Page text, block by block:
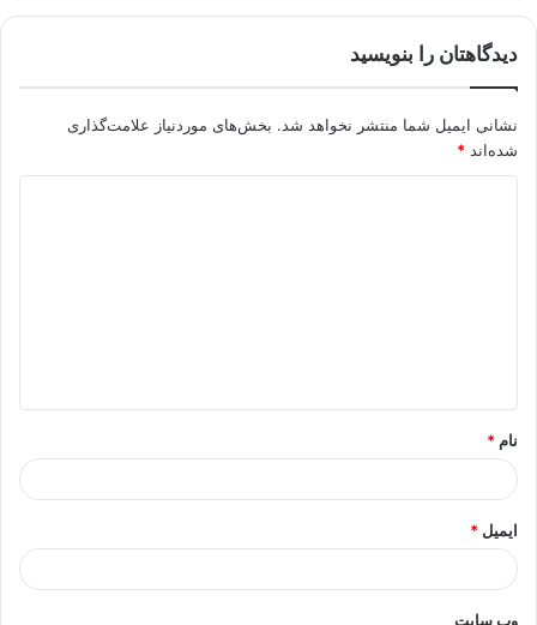
دیدگاهتان را بنویسید
نشانی ایمیل شما منتشر نخواهد شد. بخش‌های موردنیاز علامت‌گذاری
شده‌اند *
*
نام *
ایمیل *
وب‌ سایت